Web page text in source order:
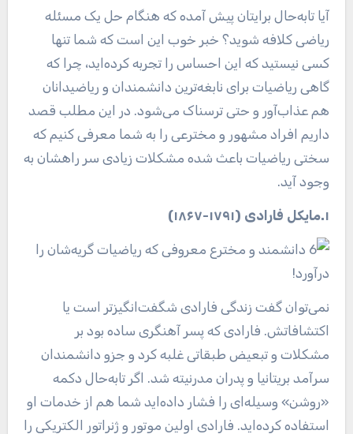
آیا تابه‌حال برایتان پیش آمده که هنگام حل یک مسئله
ریاضی کلافه شوید؟ خبر خوب این است که شما تنها
کسی نیستید که این احساس را تجربه کرده‌اید، چرا که
گاهی ریاضیات برای نابغه‌ترین دانشمندان و ریاضیدانان
هم عذاب‌آور و حتی ترسناک می‌شود. در این مطلب قصد
داریم افراد مشهور و مخترعی را به شما معرفی کنیم که
سختی ریاضیات باعث شده مشکلات زیادی سر راهشان به
وجود آید.
۱.مایکل فارادی (۱۷۹۱-۱۸۶۷)
نمی‌توان گفت زندگی فارادی شگفت‌انگیزتر است یا
اکتشافاتش. فارادی که پسر آهنگری ساده بود بر
مشکلات و تبعیض طبقاتی غلبه کرد و جزو دانشمندان
سرآمد بریتانیا و پدران مدرنیته شد. اگر تابه‌حال دکمه
«روشن» وسیله‌ای را فشار داده‌اید شما هم از خدمات او
استفاده کرده‌اید. فارادی اولین موتور و ژنراتور الکتریکی را